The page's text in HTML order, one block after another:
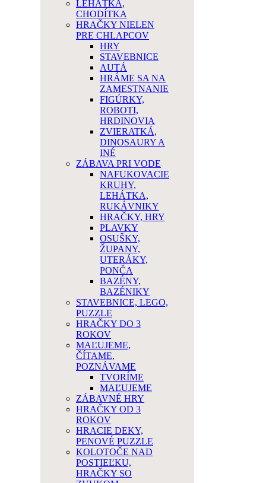
LEHÁTKA,
CHODÍTKA
HRAČKY NIELEN
PRE CHLAPCOV
HRY
STAVEBNICE
AUTÁ
HRÁME SA NA
ZAMESTNANIE
FIGÚRKY,
ROBOTI,
HRDINOVIA
ZVIERATKÁ,
DINOSAURY A
INÉ
ZÁBAVA PRI VODE
NAFUKOVACIE
KRUHY,
LEHÁTKA,
RUKÁVNIKY
HRAČKY, HRY
PLAVKY
OSUŠKY,
ŽUPANY,
UTERÁKY,
PONČA
BAZÉNY,
BAZÉNIKY
STAVEBNICE, LEGO,
PUZZLE
HRAČKY DO 3
ROKOV
MAĽUJEME,
ČÍTAME,
POZNÁVAME
TVORÍME
MAĽUJEME
ZÁBAVNÉ HRY
HRAČKY OD 3
ROKOV
HRACIE DEKY,
PENOVÉ PUZZLE
KOLOTOČE NAD
POSTIEĽKU,
HRAČKY SO